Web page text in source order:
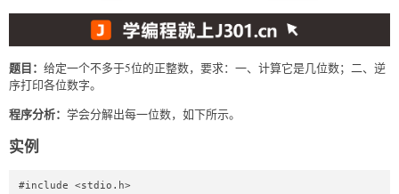
题目： 给定一个不多于5位的正整数，要求：一、计算它是几位数；二、逆
序打印各位数字。
程序分析： 学会分解出每一位数，如下所示。
实例
#include <stdio.h>